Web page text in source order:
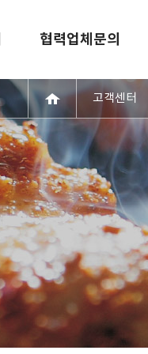
협력업체문의
고객센터